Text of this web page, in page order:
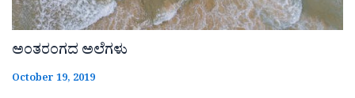
ಅಂತರಂಗದ ಅಲೆಗಳು
October 19, 2019